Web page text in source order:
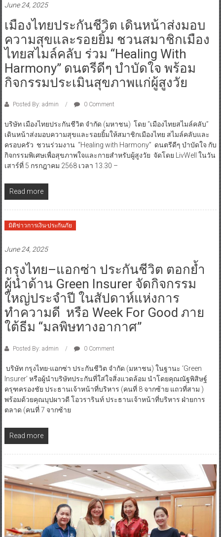
June 24, 2025
เมืองไทยประกันชีวิต เดินหน้าส่งมอบ
ความสุขและรอยยิ้ม ชวนสมาชิกเมือง
ไทยสไมล์คลับ ร่วม “Healing With
Harmony” ดนตรีดีๆ บำบัดใจ พร้อม
กิจกรรมประเมินสุขภาพแก่ผู้สูงวัย
Posted By: admin 0 Comment
บริษัท เมืองไทยประกันชีวิต จำกัด (มหาชน) โดย “เมืองไทยสไมล์คลับ”
เดินหน้าส่งมอบความสุขและรอยยิ้มให้สมาชิกเมืองไทย สไมล์คลับและ
ครอบครัว ชวนร่วมงาน “Healing with Harmony” ดนตรีดีๆ บำบัดใจ กับ
กิจกรรมพิเศษเพื่อสุขภาพใจและกายสำหรับผู้สูงวัย จัดโดย LivWell ในวัน
เสาร์ที่ 5 กรกฎาคม 2568 เวลา 13.30 –
Read more
มิติข่าวการเงิน-ประกันภัย
June 24, 2025
กรุงไทย–แอกซ่า ประกันชีวิต ตอกย้ำ
ผู้นำด้าน Green Insurer จัดกิจกรรม
ใหญ่ประจำปี ในสัปดาห์แห่งการ
ทำความดี หรือ Week For Good ภาย
ใต้ธีม “มลพิษทางอากาศ”
Posted By: admin 0 Comment
บริษัท กรุงไทย-แอกซ่า ประกันชีวิต จำกัด (มหาชน) ในฐานะ ‘Green
Insurer’ หรือผู้นำบริษัทประกันที่ใส่ใจสิ่งแวดล้อม นำโดยคุณณัฐพิสิษฐ์
ครุฑครองชัย ประธานเจ้าหน้าที่บริหาร (คนที่ 8 จากซ้าย แถวที่สาม )
พร้อมด้วยคุณบุปผาวดี โอวรารินท์ ประธานเจ้าหน้าที่บริหาร ฝ่ายการ
ตลาด (คนที่ 7 จากซ้าย
Read more